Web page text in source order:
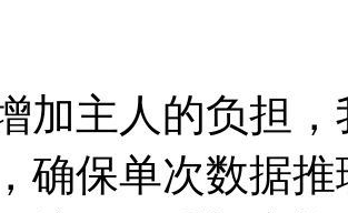
加主人的负担
确保单次数据